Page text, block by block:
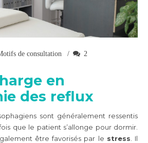
de consultation 2
en
des reflux
sont généralement ressentis
que le patient s’allonge pour dormir.
être favorisés par le stress . Il